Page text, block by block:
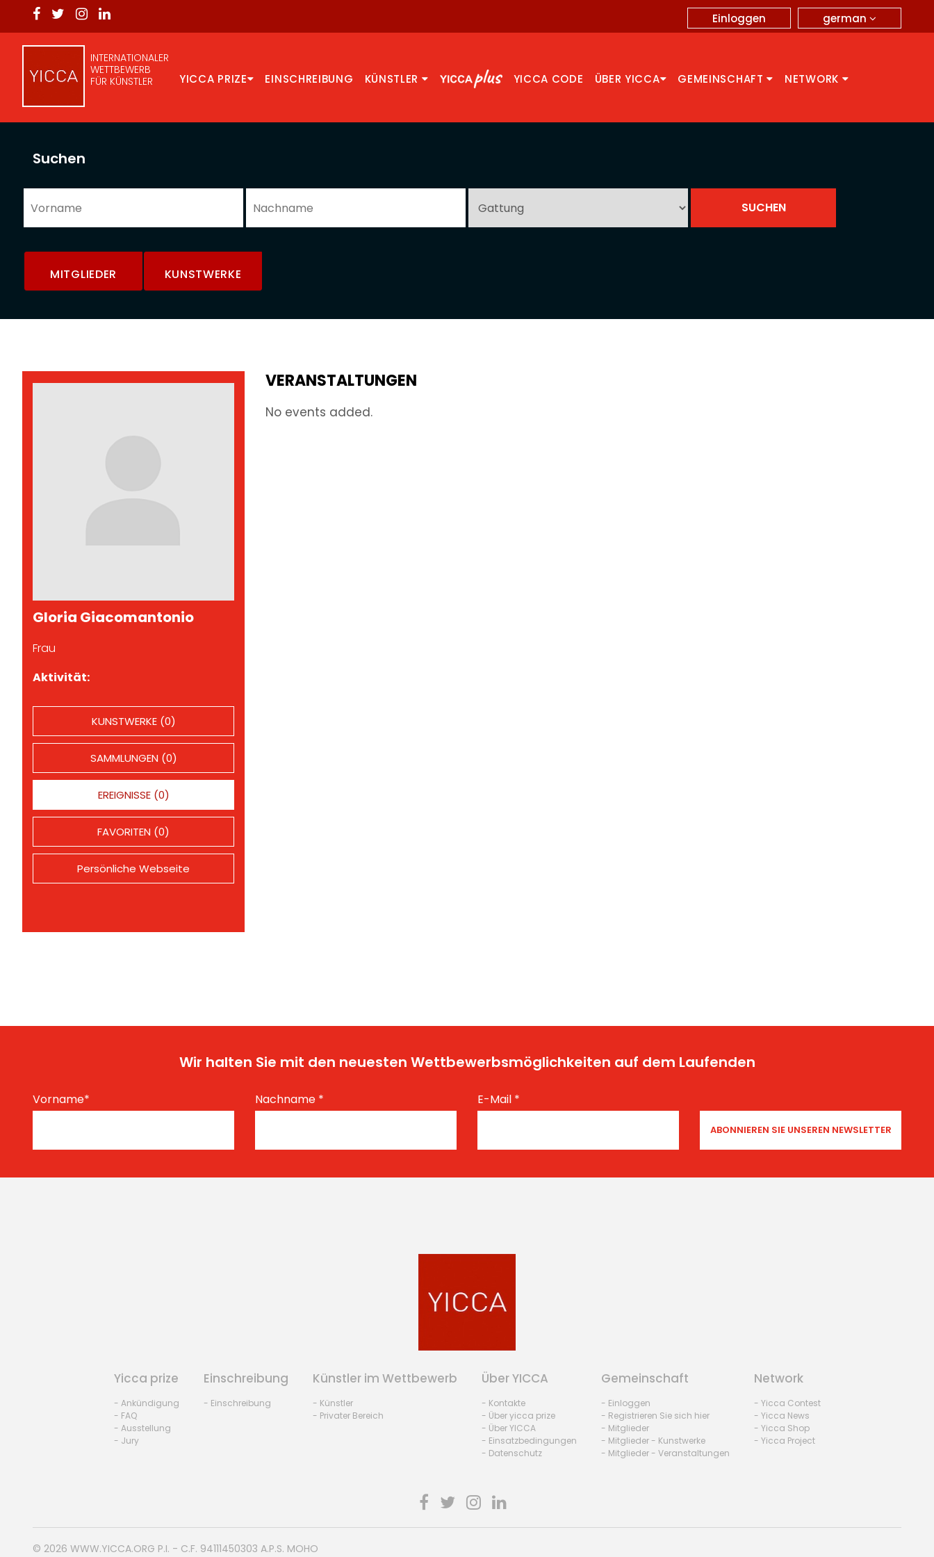
german
Einloggen
INTERNATIONALER
WETTBEWERB
FÜR KÜNSTLER
YICCA PRIZE EINSCHREIBUNG KÜNSTLER YICCA CODE ÜBER YICCA GEMEINSCHAFT NETWORK
Suchen
MITGLIEDER KUNSTWERKE
Gloria Giacomantonio
Frau
Aktivität:
KUNSTWERKE (0)
SAMMLUNGEN (0)
EREIGNISSE (0)
FAVORITEN (0)
Persönliche Webseite
VERANSTALTUNGEN
No events added.
Wir halten Sie mit den neuesten Wettbewerbsmöglichkeiten auf dem Laufenden
Vorname* Nachname * E-Mail *
Yicca prize
- Ankündigung
- FAQ
- Ausstellung
- Jury
Einschreibung
- Einschreibung
Künstler im Wettbewerb
- Künstler
- Privater Bereich
Über YICCA
- Kontakte
- Über yicca prize
- Über YICCA
- Einsatzbedingungen
- Datenschutz
Gemeinschaft
- Einloggen
- Registrieren Sie sich hier
- Mitglieder
- Mitglieder - Kunstwerke
- Mitglieder - Veranstaltungen
Network
- Yicca Contest
- Yicca News
- Yicca Shop
- Yicca Project
© 2026 WWW.YICCA.ORG P.I. - C.F. 94111450303 A.P.S. MOHO